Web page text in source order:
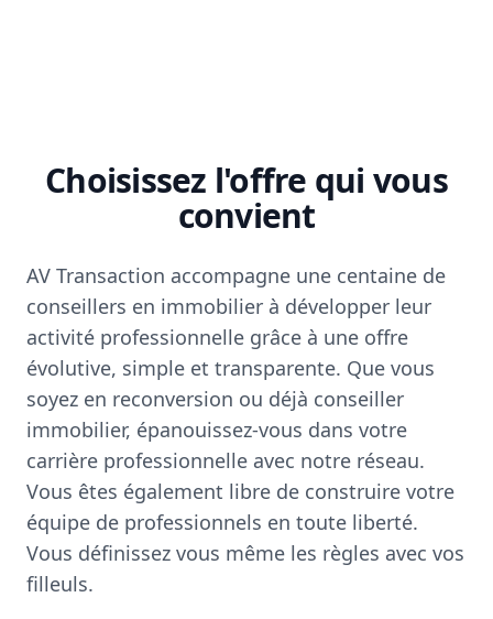
Choisissez l'offre qui vous
convient
AV Transaction accompagne une centaine de
conseillers en immobilier à développer leur
activité professionnelle grâce à une offre
évolutive, simple et transparente. Que vous
soyez en reconversion ou déjà conseiller
immobilier, épanouissez-vous dans votre
carrière professionnelle avec notre réseau.
Vous êtes également libre de construire votre
équipe de professionnels en toute liberté.
Vous définissez vous même les règles avec vos
filleuls.